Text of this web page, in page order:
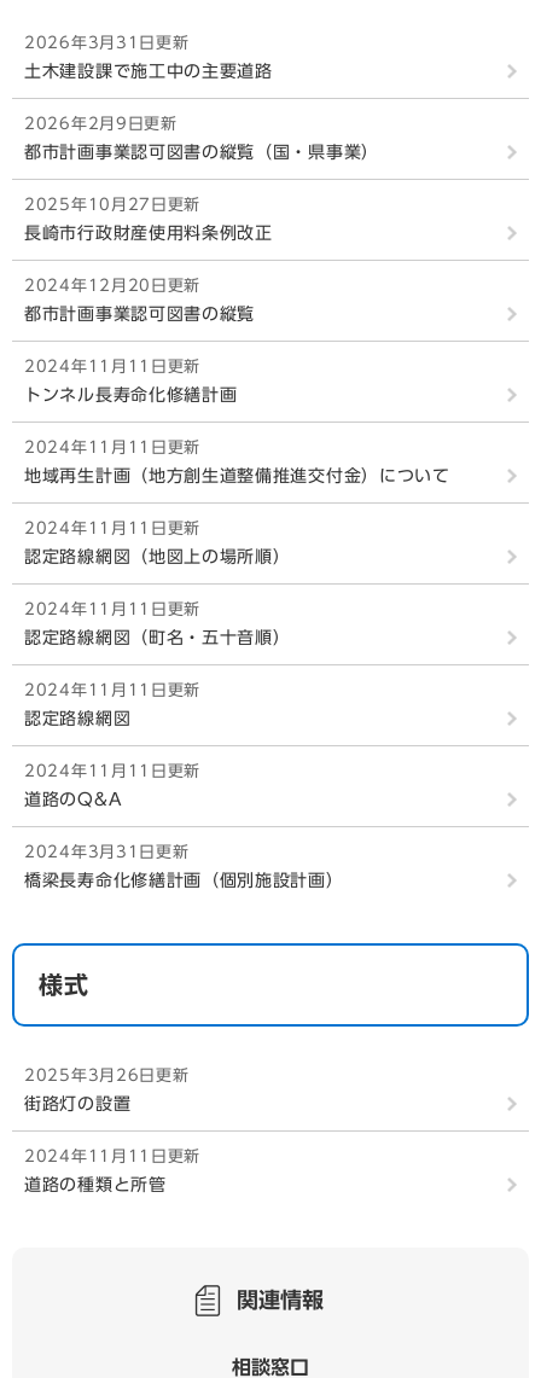
2026年3月31日更新
土木建設課で施工中の主要道路
2026年2月9日更新
都市計画事業認可図書の縦覧（国・県事業）
2025年10月27日更新
長崎市行政財産使用料条例改正
2024年12月20日更新
都市計画事業認可図書の縦覧
2024年11月11日更新
トンネル長寿命化修繕計画
2024年11月11日更新
地域再生計画（地方創生道整備推進交付金）について
2024年11月11日更新
認定路線網図（地図上の場所順）
2024年11月11日更新
認定路線網図（町名・五十音順）
2024年11月11日更新
認定路線網図
2024年11月11日更新
道路のQ&A
2024年3月31日更新
橋梁長寿命化修繕計画（個別施設計画）
様式
2025年3月26日更新
街路灯の設置
2024年11月11日更新
道路の種類と所管
関連情報
相談窓口